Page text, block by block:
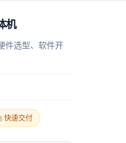
机
件选型、软件开
快速交付